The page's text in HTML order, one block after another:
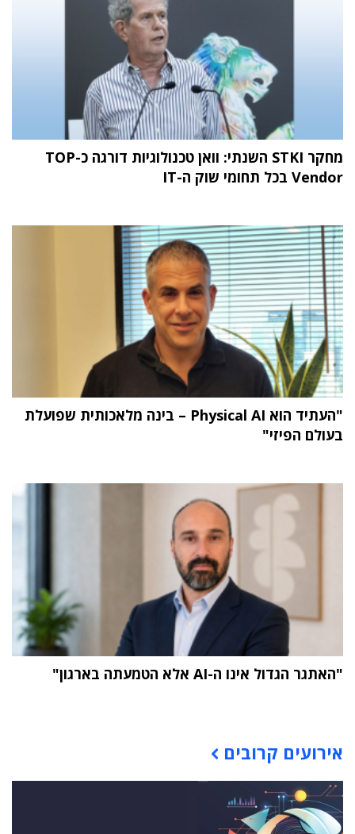
מחקר STKI השנתי: וואן טכנולוגיות דורגה כ-TOP
Vendor בכל תחומי שוק ה-IT
"העתיד הוא Physical AI – בינה מלאכותית שפועלת
בעולם הפיזי"
"האתגר הגדול אינו ה-AI אלא הטמעתה בארגון"
אירועים קרובים